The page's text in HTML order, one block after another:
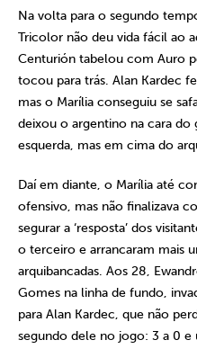
Na volta para o segundo
Tricolor não deu vida fácil ao
Centurión tabelou com Auro
tocou para trás. Alan Kardec
mas o Marília conseguiu se
deixou o argentino na cara
esquerda, mas em cima do
Daí em diante, o Marília até
ofensivo, mas não finalizava
segurar a ‘resposta’ dos
o terceiro e arrancaram mais
arquibancadas. Aos 28,
Gomes na linha de fundo,
para Alan Kardec, que não
segundo dele no jogo: 3 a 0 e